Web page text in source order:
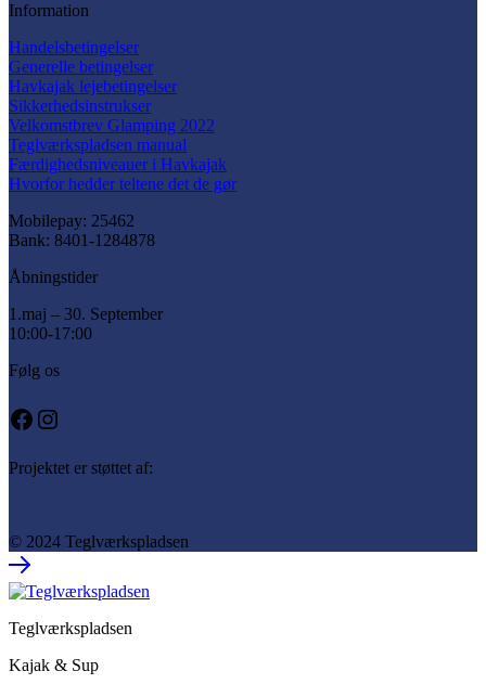
Information
Handelsbetingelser
Generelle betingelser
Havkajak lejebetingelser
Sikkerhedsinstrukser
Velkomstbrev Glamping 2022
Teglværkspladsen manual
Færdighedsniveauer i Havkajak
Hvorfor hedder teltene det de gør
Mobilepay: 25462
Bank: 8401-1284878
Åbningstider
1.maj – 30. September
10:00-17:00
Følg os
Facebook
Instagram
Projektet er støttet af:
© 2024 Teglværkspladsen
Teglværkspladsen
Kajak & Sup